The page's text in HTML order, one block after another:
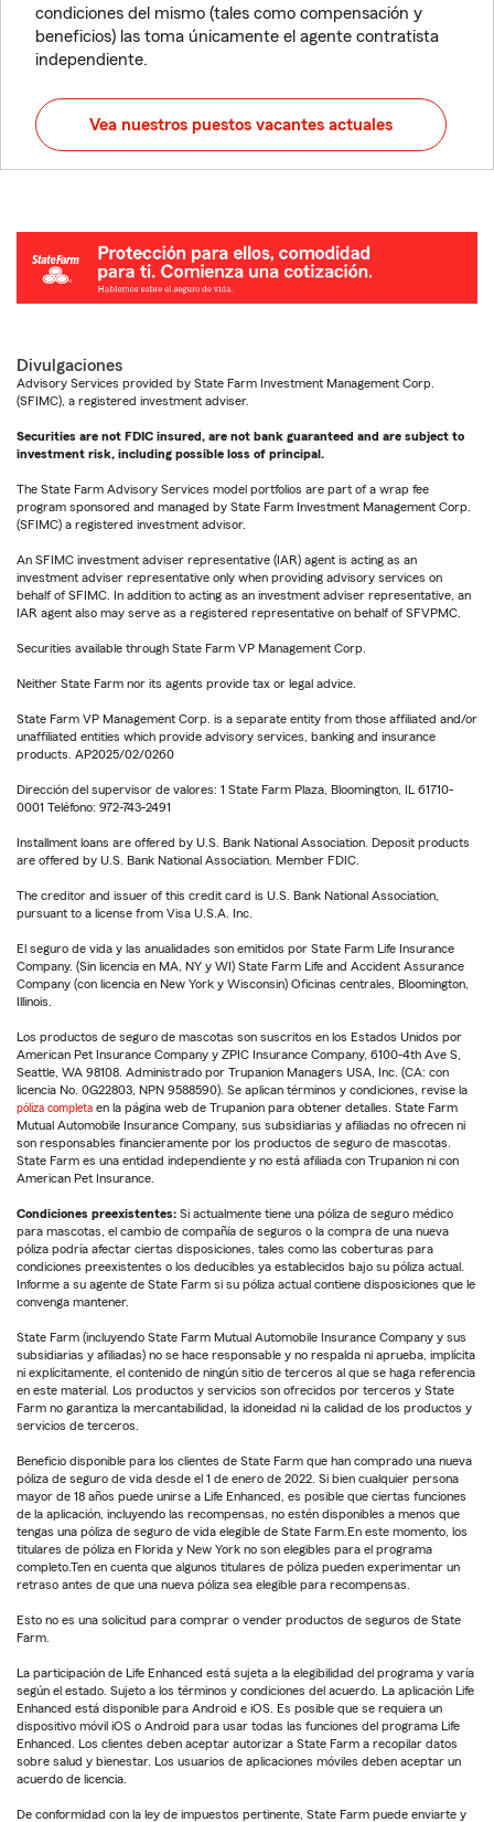
condiciones del mismo (tales como compensación y
beneficios) las toma únicamente el agente contratista
independiente.
Vea nuestros puestos vacantes actuales
Divulgaciones
Advisory Services provided by State Farm Investment Management Corp.
(SFIMC), a registered investment adviser.
Securities are not FDIC insured, are not bank guaranteed and are subject to
investment risk, including possible loss of principal.
The State Farm Advisory Services model portfolios are part of a wrap fee
program sponsored and managed by State Farm Investment Management Corp.
(SFIMC) a registered investment advisor.
An SFIMC investment adviser representative (IAR) agent is acting as an
investment adviser representative only when providing advisory services on
behalf of SFIMC. In addition to acting as an investment adviser representative, an
IAR agent also may serve as a registered representative on behalf of SFVPMC.
Securities available through State Farm VP Management Corp.
Neither State Farm nor its agents provide tax or legal advice.
State Farm VP Management Corp. is a separate entity from those affiliated and/or
unaffiliated entities which provide advisory services, banking and insurance
products. AP2025/02/0260
Dirección del supervisor de valores: 1 State Farm Plaza, Bloomington, IL 61710-
0001 Teléfono: 972-743-2491
Installment loans are offered by U.S. Bank National Association. Deposit products
are offered by U.S. Bank National Association. Member FDIC.
The creditor and issuer of this credit card is U.S. Bank National Association,
pursuant to a license from Visa U.S.A. Inc.
El seguro de vida y las anualidades son emitidos por State Farm Life Insurance
Company. (Sin licencia en MA, NY y WI) State Farm Life and Accident Assurance
Company (con licencia en New York y Wisconsin) Oficinas centrales, Bloomington,
Illinois.
Los productos de seguro de mascotas son suscritos en los Estados Unidos por
American Pet Insurance Company y ZPIC Insurance Company, 6100-4th Ave S,
Seattle, WA 98108. Administrado por Trupanion Managers USA, Inc. (CA: con
licencia No. 0G22803, NPN 9588590). Se aplican términos y condiciones, revise la
póliza completa en la página web de Trupanion para obtener detalles. State Farm
Mutual Automobile Insurance Company, sus subsidiarias y afiliadas no ofrecen ni
son responsables financieramente por los productos de seguro de mascotas.
State Farm es una entidad independiente y no está afiliada con Trupanion ni con
American Pet Insurance.
Condiciones preexistentes: Si actualmente tiene una póliza de seguro médico
para mascotas, el cambio de compañía de seguros o la compra de una nueva
póliza podría afectar ciertas disposiciones, tales como las coberturas para
condiciones preexistentes o los deducibles ya establecidos bajo su póliza actual.
Informe a su agente de State Farm si su póliza actual contiene disposiciones que le
convenga mantener.
State Farm (incluyendo State Farm Mutual Automobile Insurance Company y sus
subsidiarias y afiliadas) no se hace responsable y no respalda ni aprueba, implícita
ni explícitamente, el contenido de ningún sitio de terceros al que se haga referencia
en este material. Los productos y servicios son ofrecidos por terceros y State
Farm no garantiza la mercantabilidad, la idoneidad ni la calidad de los productos y
servicios de terceros.
Beneficio disponible para los clientes de State Farm que han comprado una nueva
póliza de seguro de vida desde el 1 de enero de 2022. Si bien cualquier persona
mayor de 18 años puede unirse a Life Enhanced, es posible que ciertas funciones
de la aplicación, incluyendo las recompensas, no estén disponibles a menos que
tengas una póliza de seguro de vida elegible de State Farm.En este momento, los
titulares de póliza en Florida y New York no son elegibles para el programa
completo.Ten en cuenta que algunos titulares de póliza pueden experimentar un
retraso antes de que una nueva póliza sea elegible para recompensas.
Esto no es una solicitud para comprar o vender productos de seguros de State
Farm.
La participación de Life Enhanced está sujeta a la elegibilidad del programa y varía
según el estado. Sujeto a los términos y condiciones del acuerdo. La aplicación Life
Enhanced está disponible para Android e iOS. Es posible que se requiera un
dispositivo móvil iOS o Android para usar todas las funciones del programa Life
Enhanced. Los clientes deben aceptar autorizar a State Farm a recopilar datos
sobre salud y bienestar. Los usuarios de aplicaciones móviles deben aceptar un
acuerdo de licencia.
De conformidad con la ley de impuestos pertinente, State Farm puede enviarte y